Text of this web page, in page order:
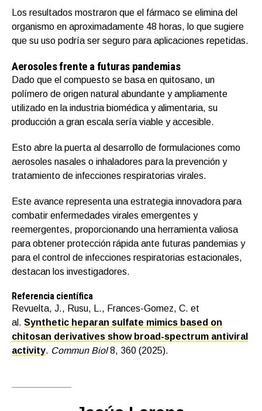
Los resultados mostraron que el fármaco se elimina del
organismo en aproximadamente 48 horas, lo que sugiere
que su uso podría ser seguro para aplicaciones repetidas.
Aerosoles frente a futuras pandemias
Dado que el compuesto se basa en quitosano, un
polímero de origen natural abundante y ampliamente
utilizado en la industria biomédica y alimentaria, su
producción a gran escala sería viable y accesible.
Esto abre la puerta al desarrollo de formulaciones como
aerosoles nasales o inhaladores para la prevención y
tratamiento de infecciones respiratorias virales.
Este avance representa una estrategia innovadora para
combatir enfermedades virales emergentes y
reemergentes, proporcionando una herramienta valiosa
para obtener protección rápida ante futuras pandemias y
para el control de infecciones respiratorias estacionales,
destacan los investigadores.
Referencia científica
Revuelta, J., Rusu, L., Frances-Gomez, C. et
al. Synthetic heparan sulfate mimics based on
chitosan derivatives show broad-spectrum antiviral
activity. Commun Biol8, 360 (2025).